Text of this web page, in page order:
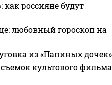
как россияне будут
любовный гороскоп на
из «Папиных дочек»
культового фильма